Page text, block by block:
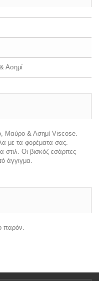
Ασημί
Μαύρο & Ασημί Viscose.
με τα φορέματα σας.
στιλ. Οι βισκόζ εσάρπες
άγγιγμα.
παρόν.